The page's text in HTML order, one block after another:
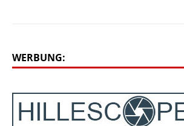
WERBUNG: